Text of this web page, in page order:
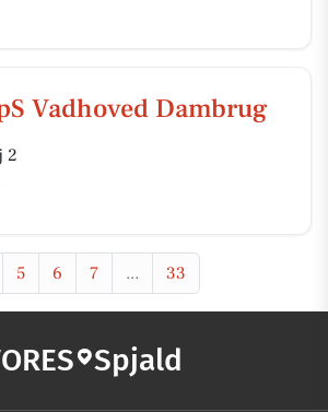
Vadhoved Dambrug
2
5 6 7 ... 33
Spjald